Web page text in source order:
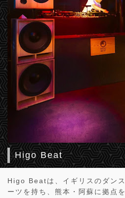
Higo Beat
Higo Beatは、イギリスのダン
ーツを持ち、熊本・阿蘇に拠点